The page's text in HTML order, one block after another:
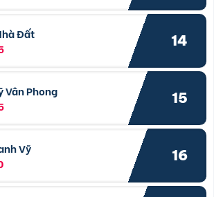
Đất
14
Vân Phong
15
Vỹ
16